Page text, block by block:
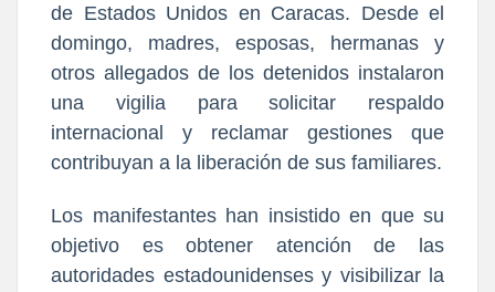
de Estados Unidos en Caracas. Desde el
domingo, madres, esposas, hermanas y
otros allegados de los detenidos instalaron
una vigilia para solicitar respaldo
internacional y reclamar gestiones que
contribuyan a la liberación de sus familiares.
Los manifestantes han insistido en que su
objetivo es obtener atención de las
autoridades estadounidenses y visibilizar la